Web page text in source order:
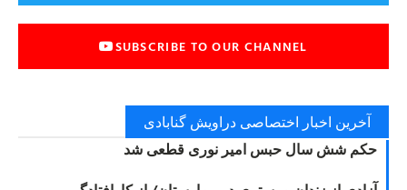
SUBSCRIBE TO OUR CHANNEL
آخرین اخبار اختصاصی دراویش گنابادی
حکم شش سال حبس امیر نوری قطعی شد